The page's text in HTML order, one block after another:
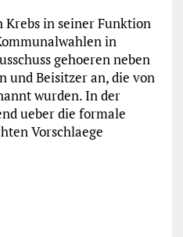
in seiner Funktion
in
gehoeren neben
und Beisitzer an, die von
wurden. In der
ueber die formale
Vorschlaege